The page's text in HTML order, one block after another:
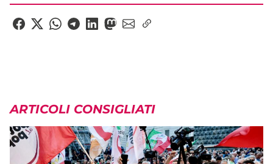
ARTICOLI CONSIGLIATI